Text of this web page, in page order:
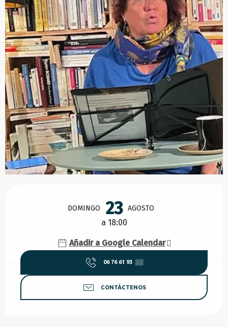
DOMINGO 23 AGOSTO
a 18:00
Añadir a Google Calendar
06 76 61 93 ▒▒
CONTÁCTENOS